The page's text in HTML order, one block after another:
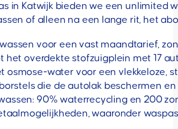
in Katwijk bieden we een unlimited
of alleen na een lange rit, het
voor een vast maandtarief,
het overdekte stofzuigplein met 17
osmose-water voor een vlekkeloze,
die de autolak beschermen
90% waterrecycling en 200
waaronder